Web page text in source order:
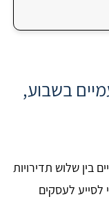
בשבוע,
שלוש תדירויות
לסייע לעסקים